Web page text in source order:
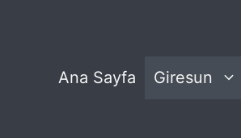
Ana Sayfa Giresun